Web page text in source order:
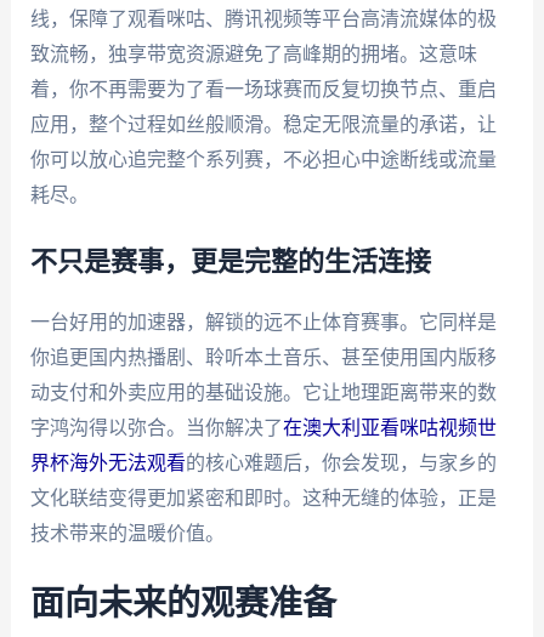
线，保障了观看咪咕、腾讯视频等平台高清流媒体的极
致流畅，独享带宽资源避免了高峰期的拥堵。这意味
着，你不再需要为了看一场球赛而反复切换节点、重启
应用，整个过程如丝般顺滑。稳定无限流量的承诺，让
你可以放心追完整个系列赛，不必担心中途断线或流量
耗尽。
不只是赛事，更是完整的生活连接
一台好用的加速器，解锁的远不止体育赛事。它同样是
你追更国内热播剧、聆听本土音乐、甚至使用国内版移
动支付和外卖应用的基础设施。它让地理距离带来的数
字鸿沟得以弥合。当你解决了在澳大利亚看咪咕视频世
界杯海外无法观看的核心难题后，你会发现，与家乡的
文化联结变得更加紧密和即时。这种无缝的体验，正是
技术带来的温暖价值。
面向未来的观赛准备